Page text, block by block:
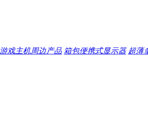
游戏主机周边产品 箱包便携式显示器 超薄